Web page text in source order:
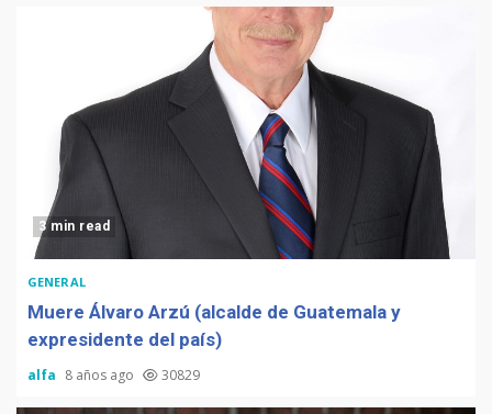
3 min read
GENERAL
Muere Álvaro Arzú (alcalde de Guatemala y
expresidente del país)
alfa 8 años ago 30829